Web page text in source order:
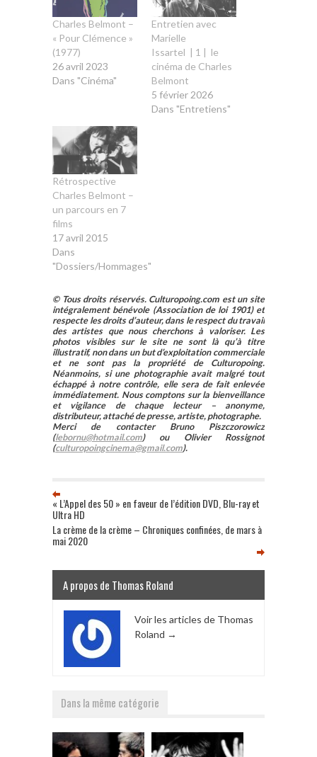
Charles Belmont –
« Pour Clémence »
(1977)
26 avril 2023
Dans "Cinéma"
Entretien avec
Marielle
Issartel | 1 | le
cinéma de Charles
Belmont
5 février 2026
Dans "Entretiens"
Rétrospective
Charles Belmont –
un parcours en 7
films
17 avril 2015
Dans
"Dossiers/Hommages"
© Tous droits réservés. Culturopoing.com est un site
intégralement bénévole (Association de loi 1901) et
respecte les droits d’auteur, dans le respect du travail
des artistes que nous cherchons à valoriser. Les
photos visibles sur le site ne sont là qu’à titre
illustratif, non dans un but d’exploitation commerciale
et ne sont pas la propriété de Culturopoing.
Néanmoins, si une photographie avait malgré tout
échappé à notre contrôle, elle sera de fait enlevée
immédiatement. Nous comptons sur la bienveillance
et vigilance de chaque lecteur – anonyme,
distributeur, attaché de presse, artiste, photographe.
Merci de contacter Bruno Piszczorowicz
(lebornu@hotmail.com) ou Olivier Rossignot
(culturopoingcinema@gmail.com).
« L’Appel des 50 » en faveur de l’édition DVD, Blu-ray et
Ultra HD
La crème de la crème – Chroniques confinées, de mars à
mai 2020
A propos de Thomas Roland
Voir les articles de Thomas
Roland →
Dans la même catégorie